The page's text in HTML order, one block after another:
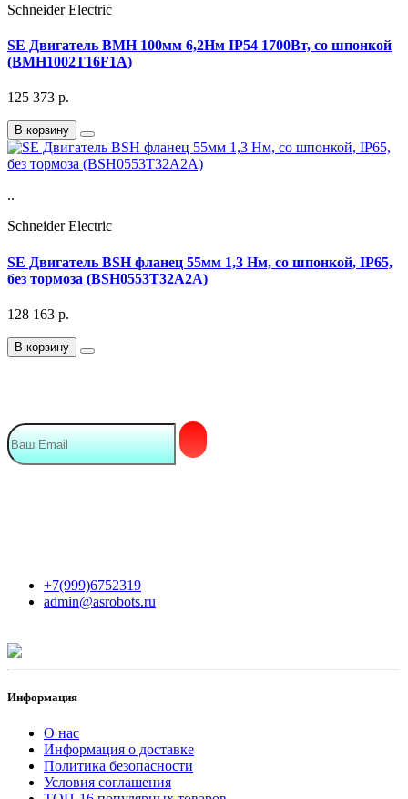
Schneider Electric
SE Двигатель BMH 100мм 6,2Нм IP54 1700Вт, со шпонкой
(BMH1002T16F1A)
125 373 р.
В корзину
..
Schneider Electric
SE Двигатель BSH фланец 55мм 1,3 Нм, со шпонкой, IP65,
без тормоза (BSH0553T32A2A)
128 163 р.
В корзину
+7(999)6752319
admin@asrobots.ru
Информация
О нас
Информация о доставке
Политика безопасности
Условия соглашения